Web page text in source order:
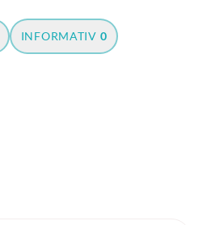
INFORMATIV 0